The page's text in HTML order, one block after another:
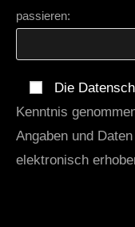
passieren:
Die
Kenntnis
Angaben und
elektronisch